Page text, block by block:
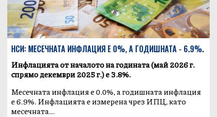
НСИ: МЕСЕЧНАТА ИНФЛАЦИЯ Е 0%, А ГОДИШНАТА - 6.9%.
Инфлацията от началото на годината (май 2026 г.
спрямо декември 2025 г.) е 3.8%.
Месечната инфлация е 0.0%, а годишната инфлация
е 6.9%. Инфлацията е измерена чрез ИПЦ, като
месечната...